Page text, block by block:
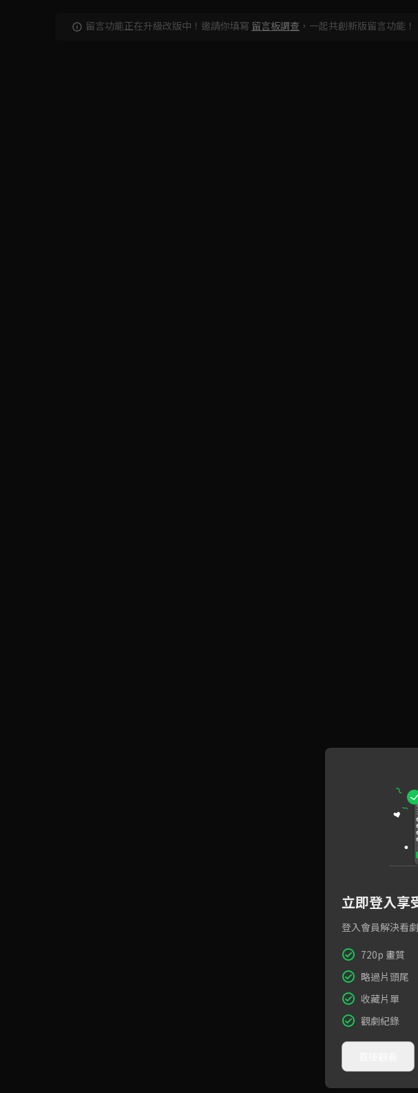
留言功能正在升級改版中！邀請你填寫 留言板調查 ，一起共創新版留言功能！
立即登入享
登入會員解決看
720p 畫質
略過片頭尾
收藏片單
觀劇紀錄